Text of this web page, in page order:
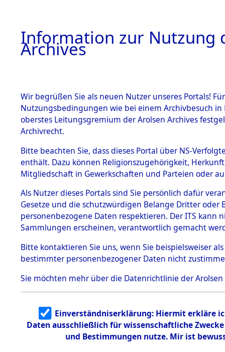
BESTÄNDE
1.
mente
5. Verschiedenes
5.3
Todesmärsche
5.3.1 Alliierte
Erhebungen
zu
Todesmärsch
en
5.3.2
Identifizierun
g
5.3.3
Todesmärsch
Dead -
Branch -
0010
Information zur Nutzung
Archives
Wir begrüßen Sie als neuen Nutzer unseres Portals!
Nutzungsbedingungen wie bei einem Archivbesuch
oberstes Leitungsgremium der Arolsen Archives
Archivrecht.
Bitte beachten Sie, dass dieses Portal über NS-
enthält. Dazu können Religionszugehörigkeit,
Mitgliedschaft in Gewerkschaften und Parteien oder
Als Nutzer dieses Portals sind Sie persönlich dafür
Gesetze und die schutzwürdigen Belange Dritter
personenbezogene Daten respektieren. Der ITS
Sammlungen erscheinen, verantwortlich gemacht
Bitte kontaktieren Sie uns, wenn Sie beispielsweiser
bestimmter personenbezogener Daten nicht
Sie möchten mehr über die Datenrichtlinie der Arolsen
Einverständniserklärung: Hiermit erkläre
Daten ausschließlich für wissenschaftliche
und Bestimmungen nutze. Mir ist